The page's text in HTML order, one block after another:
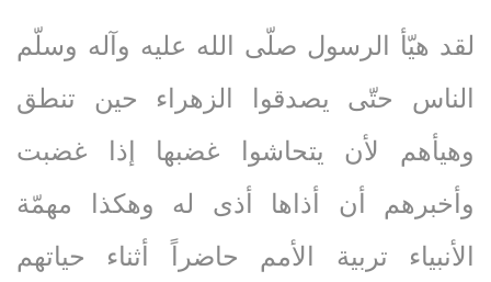
لقد هيّأ الرسول صلّى‌ الله‌ عليه‌ وآله‌ وسلّم
الناس حتّى يصدقوا الزهراء حين تنطق
وهيأهم لأن يتحاشوا غضبها إذا غضبت
وأخبرهم أن أذاها أذى له وهكذا مهمّة
الأنبياء تربية الأمم حاضراً أثناء حياتهم